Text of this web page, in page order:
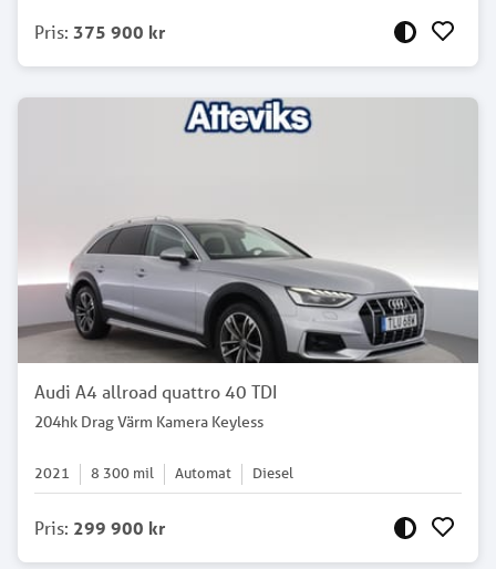
Pris: 375 900 kr
Audi A4 allroad quattro 40 TDI
204hk Drag Värm Kamera Keyless
2021 8 300 mil Automat Diesel
Pris: 299 900 kr